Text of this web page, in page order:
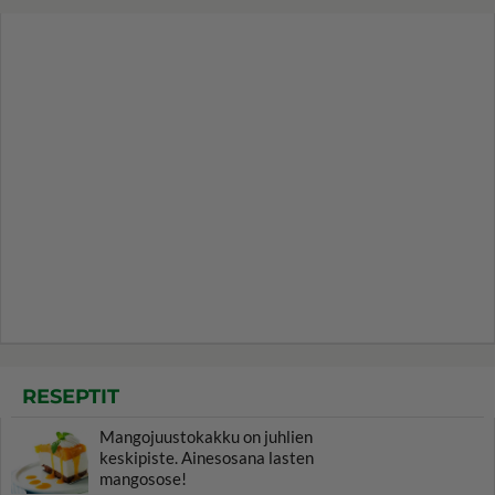
RESEPTIT
Mangojuustokakku on juhlien
keskipiste. Ainesosana lasten
mangosose!